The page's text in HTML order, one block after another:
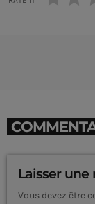
Laisser une
Vous devez être